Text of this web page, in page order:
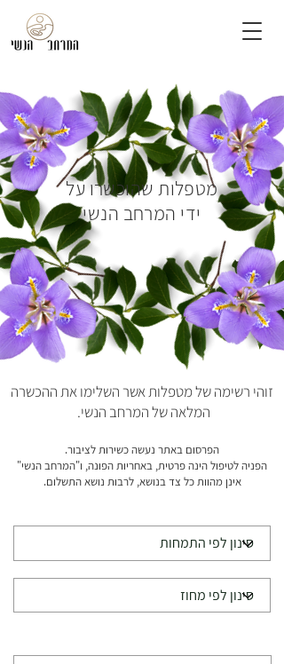
מטפלות שהוכשרו על
ידי המרחב הנשי
זוהי רשימה של מטפלות אשר השלימו את ההכשרה
המלאה של המרחב הנשי.
הפרסום באתר נעשה כשירות לציבור.
הפניה לטיפול הינה פרטית, באחריות הפונה, ו"המרחב הנשי"
אינן מהוות כל צד בנושא, לרבות נושא התשלום.